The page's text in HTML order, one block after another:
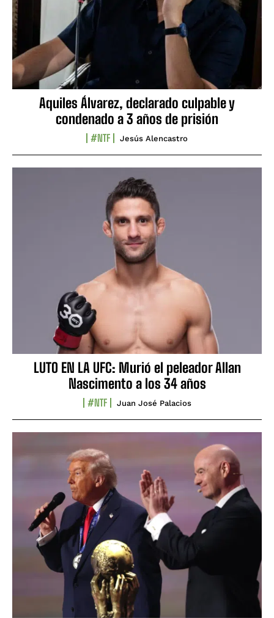
Aquiles Álvarez, declarado culpable y
condenado a 3 años de prisión
#NTF Jesús Alencastro
LUTO EN LA UFC: Murió el peleador Allan
Nascimento a los 34 años
#NTF Juan José Palacios